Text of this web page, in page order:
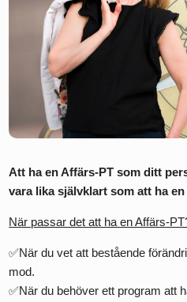
Att ha en Affärs-PT som ditt
vara lika självklart som att ha
När passar det att ha en Affärs-
✅När du vet att bestående
mod.
✅När du behöver ett program att